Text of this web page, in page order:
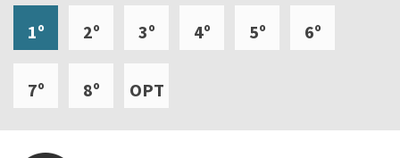
1º 2º 3º 4º 5º 6º
7º 8º OPT